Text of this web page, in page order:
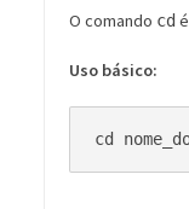
O comando cdé
Uso básico: